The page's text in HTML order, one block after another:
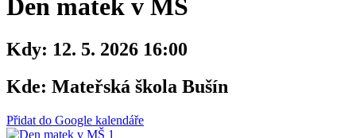
Den matek v MŠ
Kdy: 12. 5. 2026 16:00
Kde: Mateřská škola Bušín
Přidat do Google kalendáře